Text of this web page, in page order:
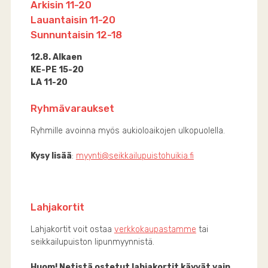
Arkisin 11-20
Lauantaisin 11-20
Sunnuntaisin 12-18
12.8. Alkaen
KE-PE 15-20
LA 11-20
Ryhmävaraukset
Ryhmille avoinna myös aukioloaikojen ulkopuolella.
Kysy lisää: myynti@seikkailupuistohuikia.fi
Lahjakortit
Lahjakortit voit ostaa verkkokaupastamme tai
seikkailupuiston lipunmyynnistä.